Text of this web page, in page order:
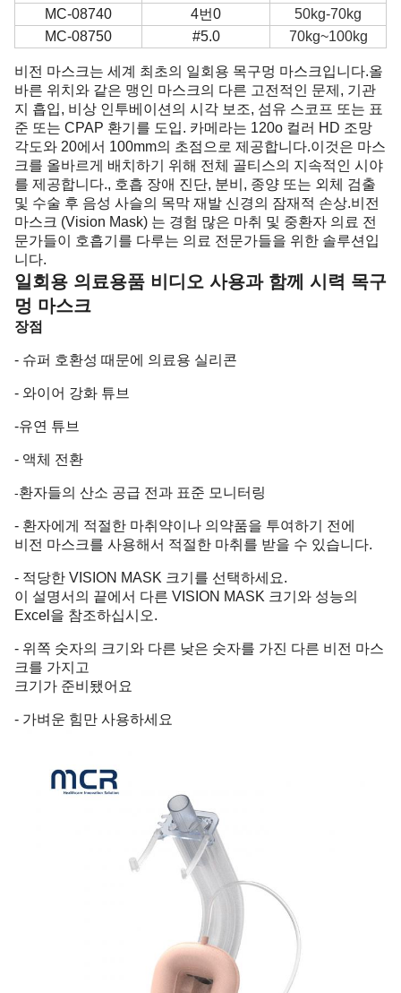
MC-08740 4번0
50kg-70kg
MC-08750
#5.0 70kg~100kg
비전 마스크는 세계 최초의 일회용 목구멍 마스크입니다.올
바른 위치와 같은 맹인 마스크의 다른 고전적인 문제, 기관
지 흡입, 비상 인투베이션의 시각 보조, 섬유 스코프 또는 표
준 또는 CPAP 환기를 도입. 카메라는 120o 컬러 HD 조망
각도와 20에서 100mm의 초점으로 제공합니다.이것은 마스
크를 올바르게 배치하기 위해 전체 골티스의 지속적인 시야
를 제공합니다., 호흡 장애 진단, 분비, 종양 또는 외체 검출
및 수술 후 음성 사슬의 목막 재발 신경의 잠재적 손상.비전
마스크 (Vision Mask) 는 경험 많은 마취 및 중환자 의료 전
문가들이 호흡기를 다루는 의료 전문가들을 위한 솔루션입
니다.
일회용 의료용품 비디오 사용과 함께 시력 목구
멍 마스크
장점
- 슈퍼 호환성 때문에 의료용 실리콘
- 와이어 강화 튜브
-유연 튜브
- 액체 전환
-환자들의 산소 공급 전과 표준 모니터링
- 환자에게 적절한 마취약이나 의약품을 투여하기 전에
비전 마스크를 사용해서 적절한 마취를 받을 수 있습니다.
- 적당한 VISION MASK 크기를 선택하세요.
이 설명서의 끝에서 다른 VISION MASK 크기와 성능의
Excel을 참조하십시오.
- 위쪽 숫자의 크기와 다른 낮은 숫자를 가진 다른 비전 마스
크를 가지고
크기가 준비됐어요
- 가벼운 힘만 사용하세요